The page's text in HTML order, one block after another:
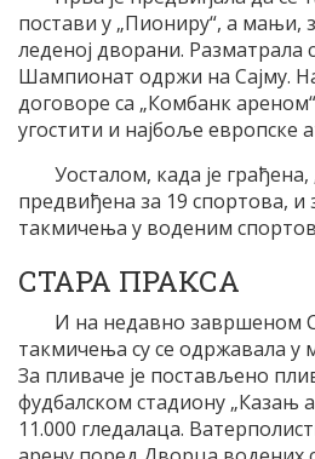
постави у „Пиониру“, а мањи,
леденој дворани. Разматрала
Шампионат одржи на Сајму. На
договоре са „Комбанк
угостити и најбоље европске
Уосталом, када је грађена,
предвиђена за 19 спортова, и
такмичења у воденим
СТАРА ПРАКСА
И на недавно завршеном
такмичења су се одржавала
За пливаче је постављено
фудбалском стадиону „Казањ
11.000 гледалаца.